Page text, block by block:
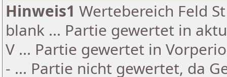
Hinweis1 Wertebereich Feld
blank ... Partie gewertet in
V ... Partie gewertet in
- ... Partie nicht gewertet, da